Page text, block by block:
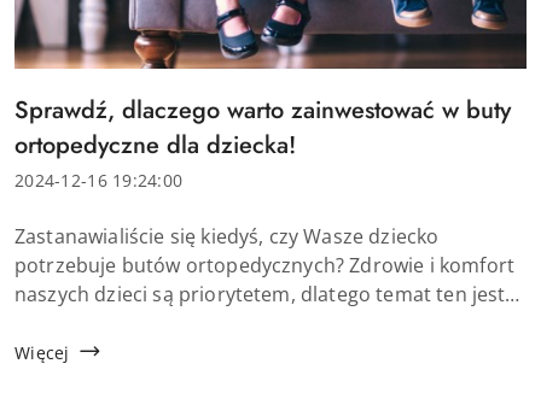
Tytuł
artykułu:
Sprawdź, dlaczego warto zainwestować w buty
ortopedyczne dla dziecka!
Data
2024-12-16 19:24:00
Treść
artykułu:
Zastanawialiście się kiedyś, czy Wasze dziecko
potrzebuje butów ortopedycznych? Zdrowie i komfort
naszych dzieci są priorytetem, dlatego temat ten jest
bliżej, czy obuwie ortopedyczne jest naprawdę...
Więcej